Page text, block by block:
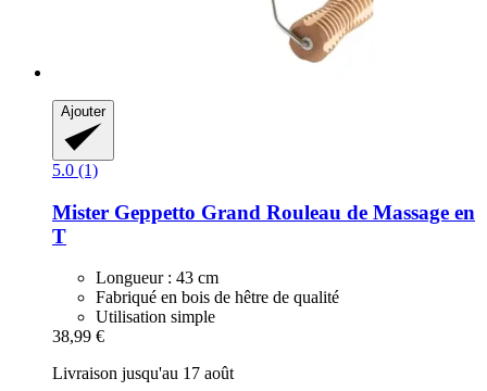
Ajouter
5.0 (1)
Mister Geppetto Grand Rouleau de Massage en
T
Longueur : 43 cm
Fabriqué en bois de hêtre de qualité
Utilisation simple
38,99 €
Livraison jusqu'au 17 août